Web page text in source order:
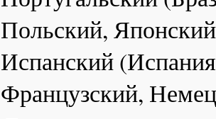
Польский,
Испанский
Французский,